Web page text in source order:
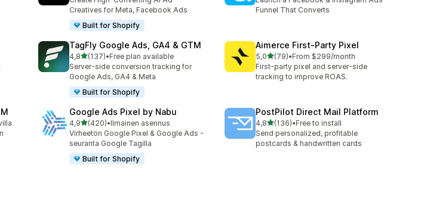
Creatives for Meta, Facebook Ads
Built for Shopify
Funnel That Converts
TagFly Google Ads, GA4 & GTM
4,8/ 5 tähteä
(137)
137 arvostelua yhteensä
•Free plan available
Server-side conversion tracking for
Google Ads, GA4 & Meta
Built for Shopify
Aimerce First‑Party Pixel
5,0/ 5 tähteä
(79)
79 arvostelua yhteensä
•From $299/month
First-party pixel and server-side
tracking to improve ROAS.
Google Ads Pixel by Nabu
4,9/ 5 tähteä
(420)
420 arvostelua yhteensä
•Ilmainen asennus
Virheetön Google Pixel & Google Ads -
seuranta Google Tagilla
Built for Shopify
PostPilot Direct Mail Platform
4,8/ 5 tähteä
(136)
136 arvostelua yhteensä
•Free to install
Send personalized, profitable
postcards & handwritten cards